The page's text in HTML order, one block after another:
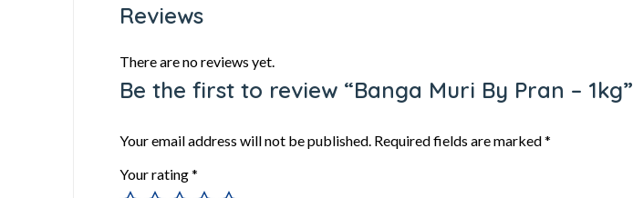
Reviews
There are no reviews yet.
Be the first to review “Banga Muri By Pran – 1kg”
Your email address will not be published. Required fields are marked*
Your rating*